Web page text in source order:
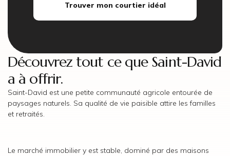
Trouver mon courtier idéal
Découvrez tout ce que Saint-David
a à offrir.
Saint-David est une petite communauté agricole entourée de
paysages naturels. Sa qualité de vie paisible attire les familles
et retraités.
Le marché immobilier y est stable, dominé par des maisons